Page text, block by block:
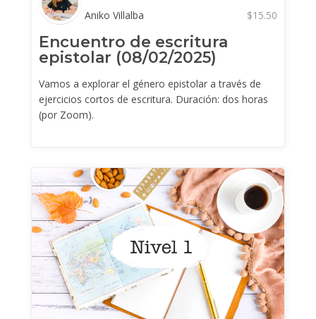
Aniko Villalba $15.50
Encuentro de escritura
epistolar (08/02/2025)
Vamos a explorar el género epistolar a través de
ejercicios cortos de escritura. Duración: dos horas
(por Zoom).